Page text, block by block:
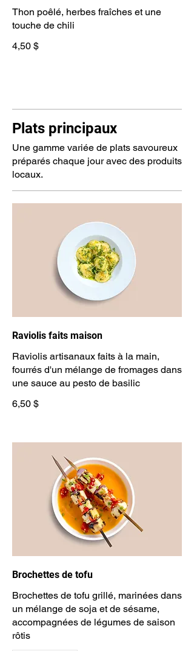
Thon poêlé, herbes fraîches et une
touche de chili
4,50 $
Plats principaux
Une gamme variée de plats savoureux
préparés chaque jour avec des produits
locaux.
Raviolis faits maison
Raviolis artisanaux faits à la main,
fourrés d'un mélange de fromages dans
une sauce au pesto de basilic
6,50 $
Brochettes de tofu
Brochettes de tofu grillé, marinées dans
un mélange de soja et de sésame,
accompagnées de légumes de saison
rôtis